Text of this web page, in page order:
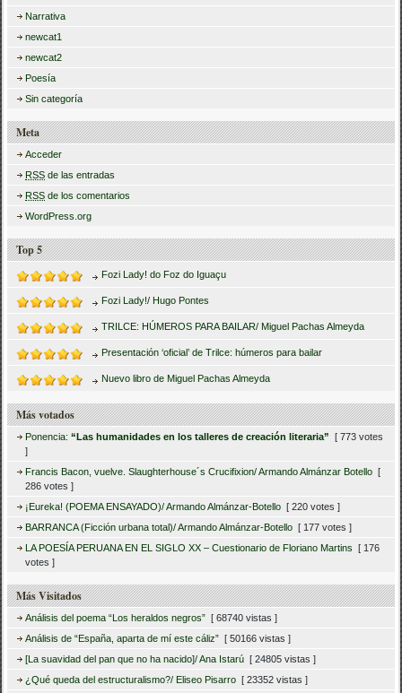
Narrativa
newcat1
newcat2
Poesía
Sin categoría
Meta
Acceder
RSS de las entradas
RSS de los comentarios
WordPress.org
Top 5
Fozi Lady! do Foz do Iguaçu
Fozi Lady!/ Hugo Pontes
TRILCE: HÚMEROS PARA BAILAR/ Miguel Pachas Almeyda
Presentación ‘oficial’ de Trilce: húmeros para bailar
Nuevo libro de Miguel Pachas Almeyda
Más votados
Ponencia:“Las humanidades en los talleres de creación literaria” [ 773 votes
]
Francis Bacon, vuelve. Slaughterhouse´s Crucifixion/ Armando Almánzar Botello [
286 votes ]
¡Eureka! (POEMA ENSAYADO)/ Armando Almánzar-Botello [ 220 votes ]
BARRANCA (Ficción urbana total)/ Armando Almánzar-Botello [ 177 votes ]
LA POESÍA PERUANA EN EL SIGLO XX – Cuestionario de Floriano Martins [ 176
votes ]
Más Visitados
Análisis del poema “Los heraldos negros” [ 68740 vistas ]
Análisis de “España, aparta de mí este cáliz” [ 50166 vistas ]
[La suavidad del pan que no ha nacido]/ Ana Istarú [ 24805 vistas ]
¿Qué queda del estructuralismo?/ Eliseo Pisarro [ 23352 vistas ]